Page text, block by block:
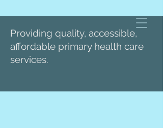
Providing quality, accessible,
affordable primary health care
services.